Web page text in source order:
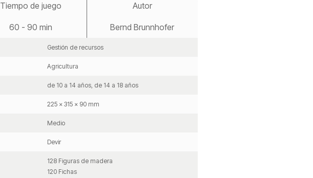
Tiempo de juego
60 - 90 min
Autor
Bernd Brunnhofer
Gestión de recursos
Agricultura
de 10 a 14 años, de 14 a 18 años
225 x 315 x 90 mm
Medio
Devir
128 Figuras de madera
120 Fichas